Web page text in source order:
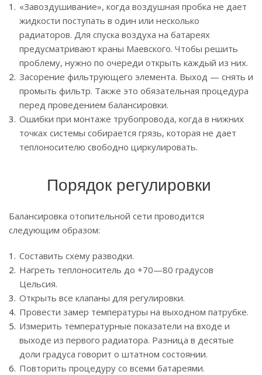
«Завоздушивание», когда воздушная пробка не дает
жидкости поступать в один или несколько
радиаторов. Для спуска воздуха на батареях
предусматривают краны Маевского. Чтобы решить
проблему, нужно по очереди открыть каждый из них.
Засорение фильтрующего элемента. Выход — снять и
промыть фильтр. Также это обязательная процедура
перед проведением балансировки.
Ошибки при монтаже трубопровода, когда в нижних
точках системы собирается грязь, которая не дает
теплоносителю свободно циркулировать.
Порядок регулировки
Балансировка отопительной сети проводится
следующим образом:
Составить схему разводки.
Нагреть теплоноситель до +70—80 градусов
Цельсия.
Открыть все клапаны для регулировки.
Провести замер температуры на выходном патрубке.
Измерить температурные показатели на входе и
выходе из первого радиатора. Разница в десятые
доли градуса говорит о штатном состоянии.
Повторить процедуру со всеми батареями.